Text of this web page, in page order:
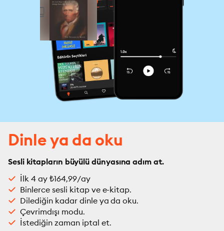
Dinle ya da oku
Sesli kitapların büyülü dünyasına adım at.
İlk 4 ay ₺164,99/ay
Binlerce sesli kitap ve e-kitap.
Dilediğin kadar dinle ya da oku.
Çevrimdışı modu.
İstediğin zaman iptal et.